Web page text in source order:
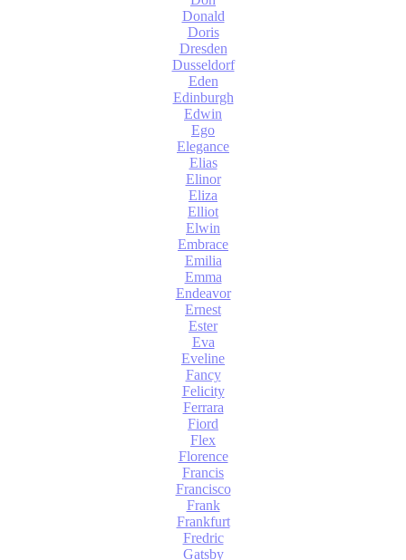
Donald
Doris
Dresden
Dusseldorf
Eden
Edinburgh
Edwin
Ego
Elegance
Elias
Elinor
Eliza
Elliot
Elwin
Embrace
Emilia
Emma
Endeavor
Ernest
Ester
Eva
Eveline
Fancy
Felicity
Ferrara
Fiord
Flex
Florence
Francis
Francisco
Frank
Frankfurt
Fredric
Gatsby